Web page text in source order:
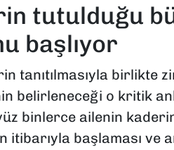
tutulduğu
başlıyor
tanıtılmasıyla birlikte
belirleneceği o kritik
binlerce ailenin
itibarıyla başlaması ve